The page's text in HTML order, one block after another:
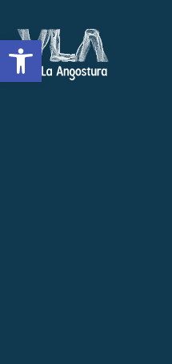
Open toolbar